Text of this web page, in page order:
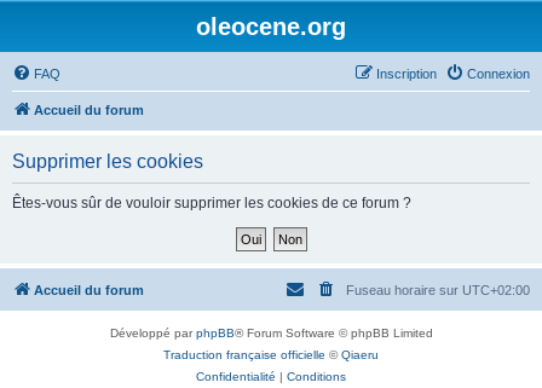
oleocene.org
FAQ Connexion
Inscription
Accueil du forum
Supprimer les cookies
Êtes-vous sûr de vouloir supprimer les cookies de ce forum ?
Accueil du forum Fuseau horaire sur UTC+02:00
Développé parphpBB® Forum Software © phpBB Limited
Traduction française officielle ©Qiaeru
Confidentialité | Conditions